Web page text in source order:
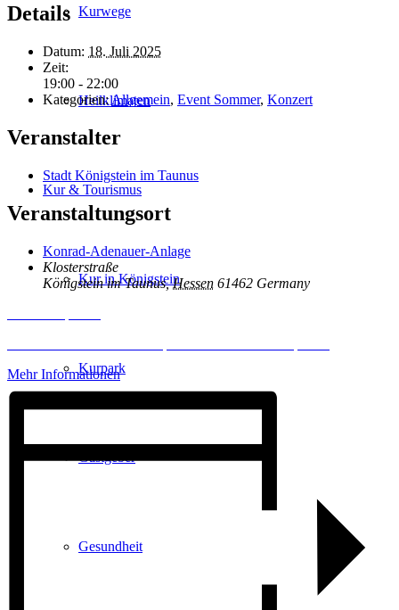
Kurwege
Heilklimaten
Kur & Tourismus
Kur in Königstein
Kurpark
Gastgeber
Gesundheit
Details
Datum: 18. Juli 2025
Zeit:
19:00 - 22:00
Kategorien:Allgemein, Event Sommer, Konzert
Veranstalter
Stadt Königstein im Taunus
Veranstaltungsort
Konrad-Adenauer-Anlage
Klosterstraße
Königstein im Taunus, Hessen 61462 Germany
Mehr Informationen